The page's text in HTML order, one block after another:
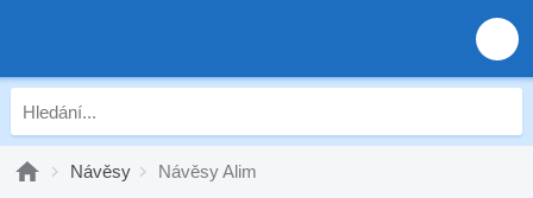
Návěsy Návěsy Alim